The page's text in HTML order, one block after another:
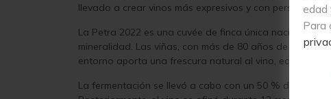
edad
Para
llevado a crear vinos más expresivos y con
La Petra 2022 es una cuvée de finca única nacida de
mineralidad. Las viñas, con más de 80 años de
entorno aporta una frescura natural al vino,
La fermentación se llevó a cabo con un 50 % de